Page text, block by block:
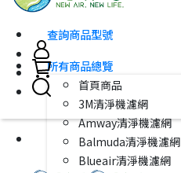
查詢商品型號
所有商品總覽
首頁商品
3M清淨機濾網
Amway清淨機濾網
Balmuda清淨機濾網
Blueair清淨機濾網